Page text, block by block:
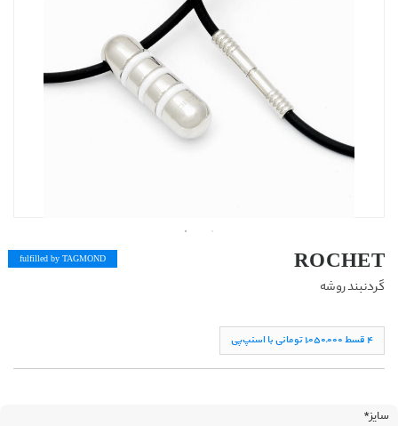
ROCHET
گردنبند روشه
fulfilled by TAGMOND
۴ قسط ١,۰۵۰,۰۰۰ تومانی با اسنپ‌پی
سایز*